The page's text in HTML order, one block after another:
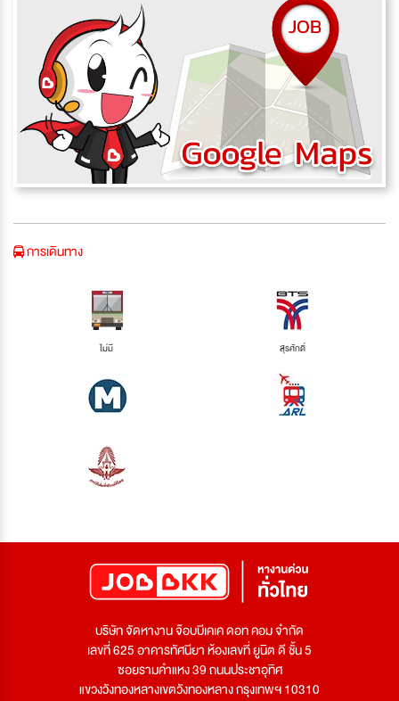
การเดินทาง
ไม่มี สุรศักดิ์
บริษัท จัดหางาน จ๊อบบีเคเค ดอท คอม จำกัด
เลขที่ 625 อาคารทัศนียา ห้องเลขที่ ยูนิต ดี ชั้น 5
ซอยรามคำแหง 39 ถนนประชาอุทิศ
แขวงวังทองหลางเขตวังทองหลาง กรุงเทพฯ 10310